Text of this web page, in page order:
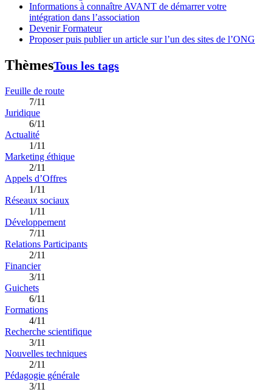
Informations à connaître AVANT de démarrer votre
intégration dans l’association
Devenir Formateur
Proposer puis publier un article sur l’un des sites de l’ONG
ThèmesTous les tags
Feuille de route
7/11
Juridique
6/11
Actualité
1/11
Marketing éthique
2/11
Appels d’Offres
1/11
Réseaux sociaux
1/11
Développement
7/11
Relations Participants
2/11
Financier
3/11
Guichets
6/11
Formations
4/11
Recherche scientifique
3/11
Nouvelles techniques
2/11
Pédagogie générale
3/11